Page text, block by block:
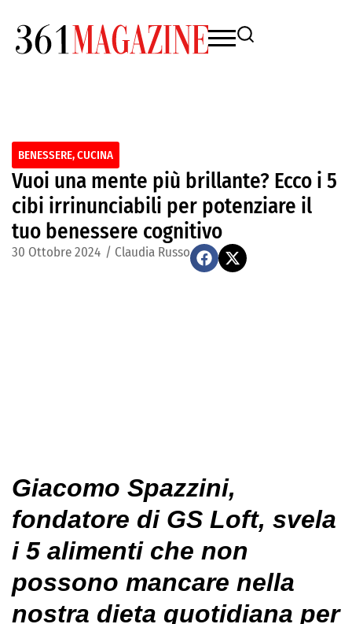
BENESSERE,CUCINA
Vuoi una mente più brillante? Ecco i 5
cibi irrinunciabili per potenziare il
tuo benessere cognitivo
30 Ottobre 2024 / Claudia Russo
Giacomo Spazzini,
fondatore di GS Loft, svela
i 5 alimenti che non
possono mancare nella
nostra dieta quotidiana per